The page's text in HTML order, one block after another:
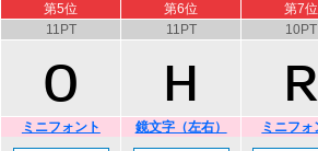
第5位
11PT
ᴏ
ミニフォント
第6位
11PT
ʜ
鏡文字（左右）
第7位
10PT
ʀ
ミニフォ